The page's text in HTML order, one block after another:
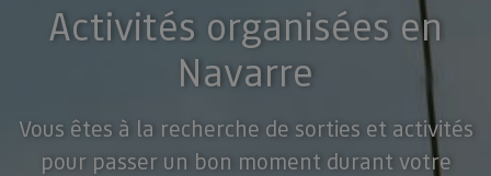
Activités organisées en
Navarre
Vous êtes à la recherche de sorties et activités
pour passer un bon moment durant votre